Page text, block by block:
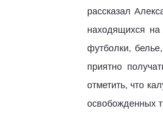
рассказал
находящихся
футболки,
приятно
отметить, что
освобожденных